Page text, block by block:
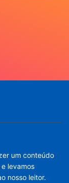
um conteúdo
levamos
nosso leitor.